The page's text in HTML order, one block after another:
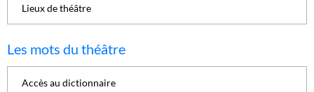
Lieux de théâtre
Les mots du théâtre
Accès au dictionnaire